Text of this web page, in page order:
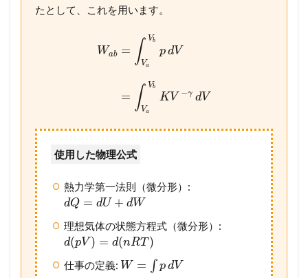
たとして、これを用います。
Wab = ∫ Vb
Va
pdV
= ∫ Vb
Va
KV −γ dV
使用した物理公式
熱力学第一法則（微分形）:
dQ = dU + dW
理想気体の状態方程式（微分形）:
d(pV ) = d(nRT)
仕事の定義: W = ∫ pdV